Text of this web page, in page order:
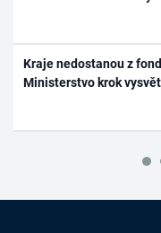
Kraje nedostanou z
Ministerstvo krok